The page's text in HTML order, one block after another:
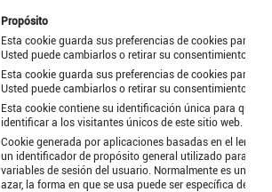
Propósito
Esta cookie guarda sus preferencias de cookies para
Usted puede cambiarlos o retirar su consentimiento
Esta cookie guarda sus preferencias de cookies para
Usted puede cambiarlos o retirar su consentimiento
Esta cookie contiene su identificación única para que
identificar a los visitantes únicos de este sitio web.
Cookie generada por aplicaciones basadas en el
un identificador de propósito general utilizado para
variables de sesión del usuario. Normalmente es un
azar, la forma en que se usa puede ser específica del